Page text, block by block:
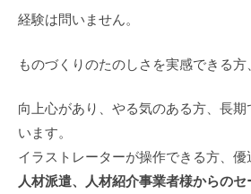
経験は問いません。
ものづくりのたのしさを実感できる方、
向上心があり、やる気のある方、長
います。
イラストレーターが操作できる方、優
人材派遣、人材紹介事業者様からの